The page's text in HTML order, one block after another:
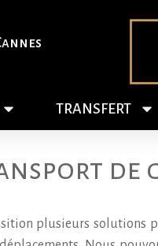
TRANSFERT
de
plusieurs solutions